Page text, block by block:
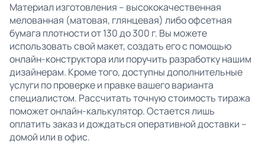
Материал изготовления – высококачественная
мелованная (матовая, глянцевая) либо офсетная
бумага плотности от 130 до 300 г. Вы можете
использовать свой макет, создать его с помощью
онлайн-конструктора или поручить разработку нашим
дизайнерам. Кроме того, доступны дополнительные
услуги по проверке и правке вашего варианта
специалистом. Рассчитать точную стоимость тиража
поможет онлайн-калькулятор. Остается лишь
оплатить заказ и дождаться оперативной доставки –
домой или в офис.